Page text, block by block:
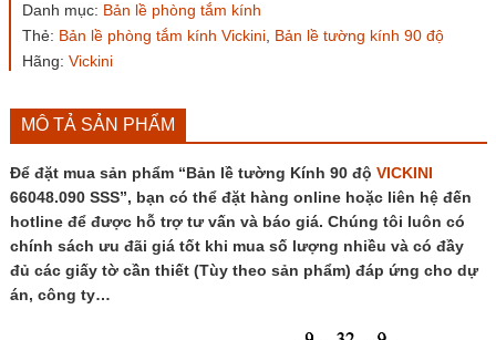
độ
VICKINI
66048.090
lượng
Danh mục: Bản lề phòng tắm kính
Thẻ: Bản lề phòng tắm kính Vickini, Bản lề tường kính 90 độ
Hãng: Vickini
MÔ TẢ SẢN PHẨM
Để đặt mua sản phẩm “Bản lề tường Kính 90 độ VICKINI
66048.090 SSS”, bạn có thể đặt hàng online hoặc liên hệ đến
hotline để được hỗ trợ tư vấn và báo giá. Chúng tôi luôn có
chính sách ưu đãi giá tốt khi mua số lượng nhiều và có đầy
đủ các giấy tờ cần thiết (Tùy theo sản phẩm) đáp ứng cho dự
án, công ty…